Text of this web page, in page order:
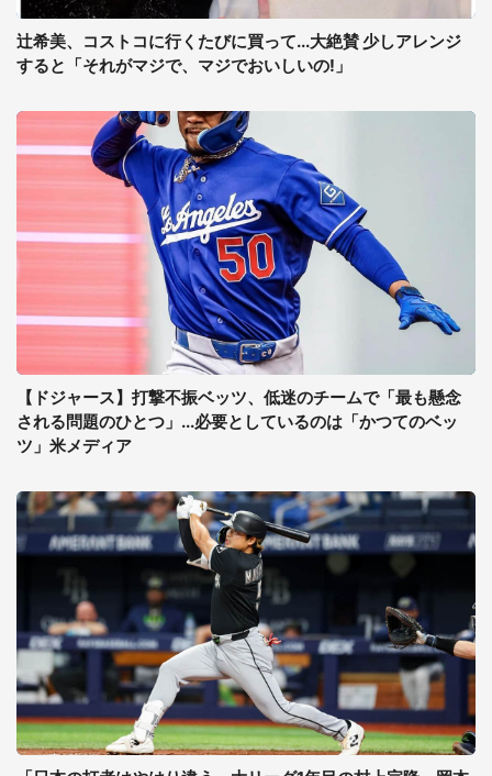
辻希美、コストコに行くたびに買って...大絶賛 少しアレンジ
すると「それがマジで、マジでおいしいの!」
【ドジャース】打撃不振ベッツ、低迷のチームで「最も懸念
される問題のひとつ」...必要としているのは「かつてのベッ
ツ」米メディア